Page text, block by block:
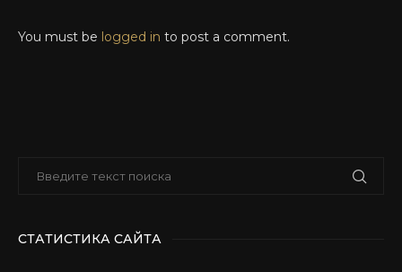
You must be logged in to post a comment.
СТАТИСТИКА САЙТА